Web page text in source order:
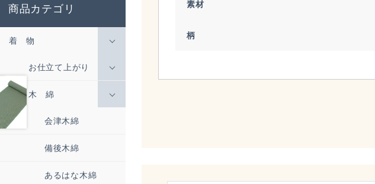
素材
柄
商品カテゴリ
着 物
お仕立て上がり
木 綿
会津木綿
備後木綿
あるはな木綿